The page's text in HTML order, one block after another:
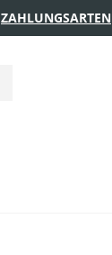
ZAHLUNGSARTEN